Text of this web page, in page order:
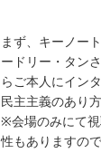
まず、キーノー
ードリー・タン
らご本人にイン
民主主義のあり
※会場のみにて
性もありますの